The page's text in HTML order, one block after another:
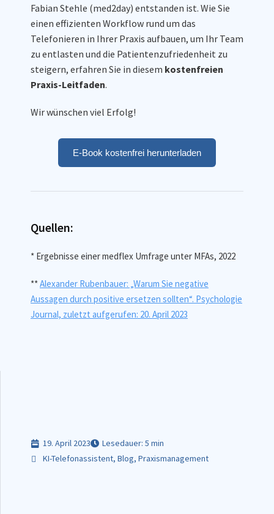
Fabian Stehle (med2day) entstanden ist. Wie Sie
einen effizienten Workflow rund um das
Telefonieren in Ihrer Praxis aufbauen, um Ihr Team
zu entlasten und die Patientenzufriedenheit zu
steigern, erfahren Sie in diesem kostenfreien
Praxis-Leitfaden.
Wir wünschen viel Erfolg!
E-Book kostenfrei herunterladen
Quellen:
* Ergebnisse einer medflex Umfrage unter MFAs, 2022
**Alexander Rubenbauer: „Warum Sie negative
Aussagen durch positive ersetzen sollten“. Psychologie
Journal, zuletzt aufgerufen: 20. April 2023
19. April 2023
Lesedauer: 5 min
KI-Telefonassistent, Blog, Praxismanagement